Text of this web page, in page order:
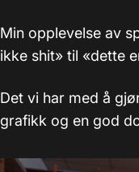
Min opplevelse av
ikke shit» til «dette
Det vi har med å
grafikk og en god